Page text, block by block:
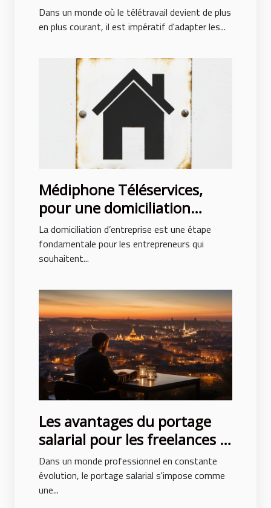
productivité d'équipe
Dans un monde où le télétravail devient de plus
en plus courant, il est impératif d'adapter les...
Médiphone Téléservices,
pour une domiciliation
d’entreprise réussie au Mans
La domiciliation d’entreprise est une étape
fondamentale pour les entrepreneurs qui
souhaitent...
Les avantages du portage
salarial pour les freelances à
Villeurbanne
Dans un monde professionnel en constante
évolution, le portage salarial s'impose comme
une...